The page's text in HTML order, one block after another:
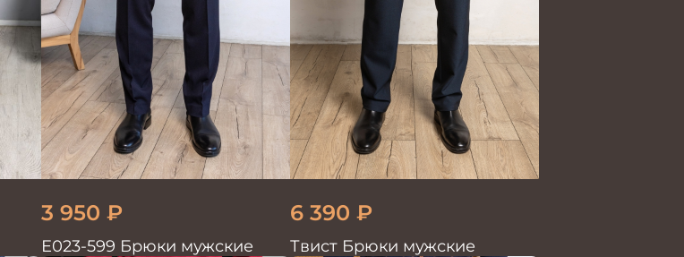
3 950 ₽
Е023-599 Брюки мужские
6 390 ₽
Твист Брюки мужские